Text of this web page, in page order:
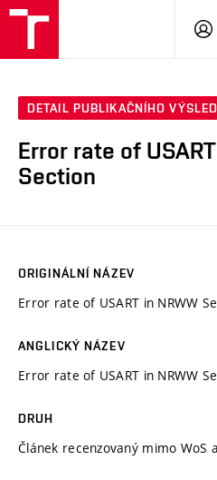
DETAIL PUBLIKAČNÍHO
Error rate of
Section
ORIGINÁLNÍ NÁZEV
Error rate of USART in NRWW
ANGLICKÝ NÁZEV
Error rate of USART in NRWW
DRUH
Článek recenzovaný mimo WoS